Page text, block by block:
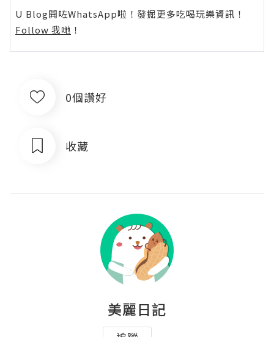
U Blog開咗WhatsApp啦！發掘更多吃喝玩樂資訊！
Follow 我哋 ！
0個讚好
收藏
美麗日記